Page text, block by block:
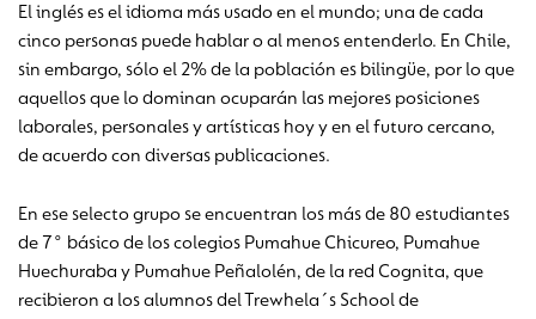
El inglés es el idioma más usado en el mundo; una de cada
cinco personas puede hablar o al menos entenderlo. En Chile,
sin embargo, sólo el 2% de la población es bilingüe, por lo que
aquellos que lo dominan ocuparán las mejores posiciones
laborales, personales y artísticas hoy y en el futuro cercano,
de acuerdo con diversas publicaciones.
En ese selecto grupo se encuentran los más de 80 estudiantes
de 7° básico de los colegios Pumahue Chicureo, Pumahue
Huechuraba y Pumahue Peñalolén, de la red Cognita, que
recibieron a los alumnos del Trewhela´s School de